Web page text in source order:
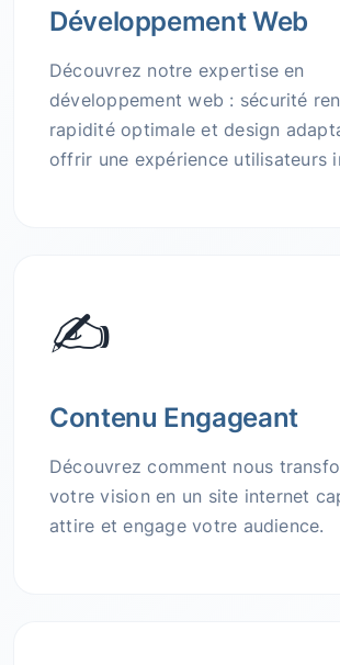
Développement Web
Découvrez notre expertise en
développement web : sécurité
rapidité optimale et design
offrir une expérience utilisateurs
✍️
Contenu Engageant
Découvrez comment nous
votre vision en un site internet
attire et engage votre audience.